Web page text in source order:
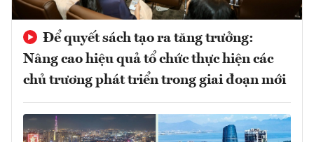
Để quyết sách tạo ra tăng trưởng:
Nâng cao hiệu quả tổ chức thực hiện các
chủ trương phát triển trong giai đoạn mới